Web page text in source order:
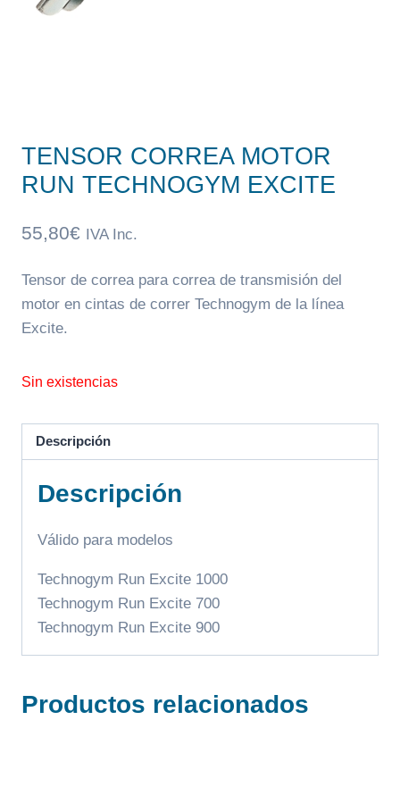
TENSOR CORREA MOTOR
RUN TECHNOGYM EXCITE
55,80€ IVA Inc.
Tensor de correa para correa de transmisión del
motor en cintas de correr Technogym de la línea
Excite.
Sin existencias
Descripción
Descripción
Válido para modelos
Technogym Run Excite 1000
Technogym Run Excite 700
Technogym Run Excite 900
Productos relacionados